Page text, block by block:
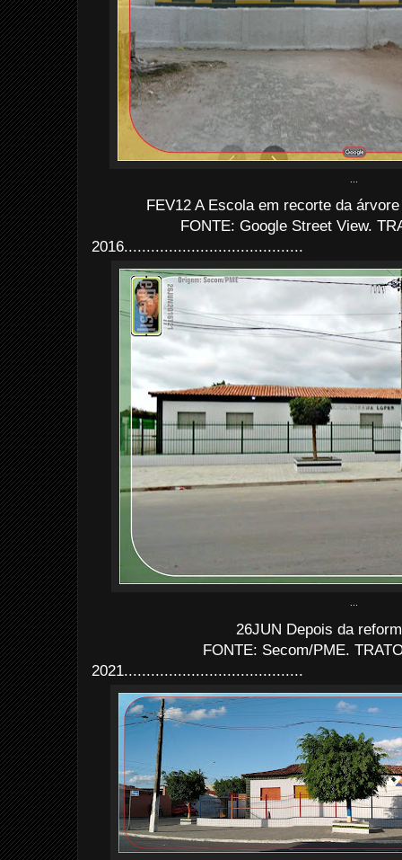
FEV12 A Escola em recorte da
FONTE: Google Street View.
2016........................................
26JUN Depois da
FONTE: Secom/PME.
2021........................................